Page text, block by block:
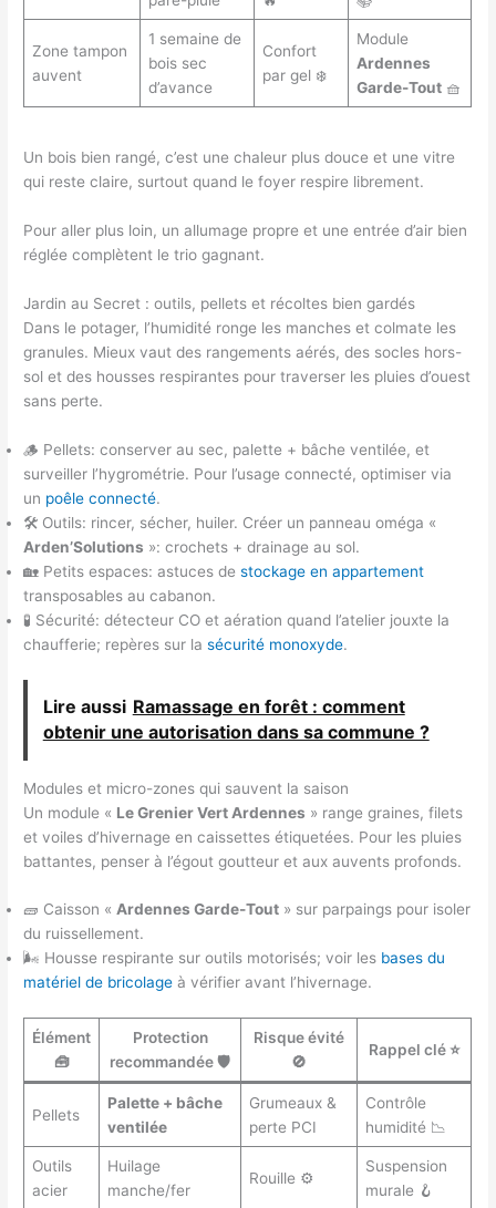
Zone tampon
auvent
1 semaine de
bois sec
d’avance
Confort
par gel ❄️
Module
Ardennes
Garde-Tout🧺
Un bois bien rangé, c’est une chaleur plus douce et une vitre
qui reste claire, surtout quand le foyer respire librement.
Pour aller plus loin, un allumage propre et une entrée d’air bien
réglée complètent le trio gagnant.
Jardin au Secret : outils, pellets et récoltes bien gardés
Dans le potager, l’humidité ronge les manches et colmate les
granules. Mieux vaut des rangements aérés, des socles hors-
sol et des housses respirantes pour traverser les pluies d’ouest
sans perte.
🪵 Pellets: conserver au sec, palette + bâche ventilée, et
surveiller l’hygrométrie. Pour l’usage connecté, optimiser via
un poêle connecté.
🛠️ Outils: rincer, sécher, huiler. Créer un panneau oméga «
Arden’Solutions »: crochets + drainage au sol.
🏡 Petits espaces: astuces destockage en appartement
transposables au cabanon.
🧪 Sécurité: détecteur CO et aération quand l’atelier jouxte la
chaufferie; repères sur lasécurité monoxyde.
Lire aussi Ramassage en forêt : comment
obtenir une autorisation dans sa commune ?
Modules et micro-zones qui sauvent la saison
Un module « Le Grenier Vert Ardennes » range graines, filets
et voiles d’hivernage en caissettes étiquetées. Pour les pluies
battantes, penser à l’égout goutteur et aux auvents profonds.
🧱 Caisson «Ardennes Garde-Tout » sur parpaings pour isoler
du ruissellement.
🌬️ Housse respirante sur outils motorisés; voir les bases du
matériel de bricolage à vérifier avant l’hivernage.
Élément
🧰
Protection
recommandée 🛡️
Risque évité
🚫
Rappel clé ⭐
Pellets
Palette + bâche
ventilée
Grumeaux &
perte PCI
Contrôle
humidité 📉
Outils
acier
Huilage
manche/fer
Rouille ⚙️
Suspension
murale 🪝